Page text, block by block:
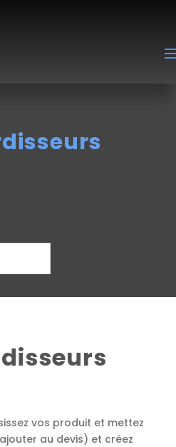
vos produit et mettez
au devis) et créez